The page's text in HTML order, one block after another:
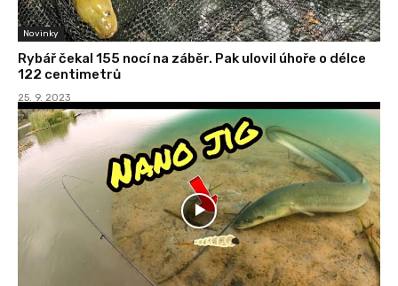
Novinky
Rybář čekal 155 nocí na záběr. Pak ulovil úhoře o délce
122 centimetrů
25. 9. 2023